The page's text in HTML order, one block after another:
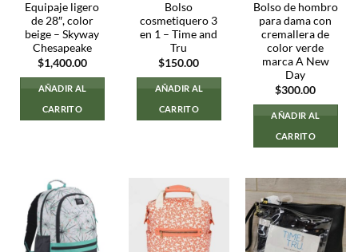
Equipaje ligero
de 28″, color
beige – Skyway
Chesapeake
$1,400.00
AÑADIR AL
CARRITO
Bolso
cosmetiquero 3
en 1 – Time and
Tru
$150.00
AÑADIR AL
CARRITO
Bolso de hombro
para dama con
cremallera de
color verde
marca A New
Day
$300.00
AÑADIR AL
CARRITO